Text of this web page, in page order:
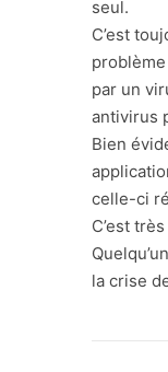
seul.
C’est
par un
antivirus
Bien
celle-ci
C’est
la crise